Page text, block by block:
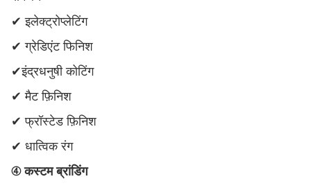
✔ इलेक्ट्रोप्लेटिंग
✔ ग्रेडिएंट फिनिश
✔इंद्रधनुषी कोटिंग
✔ मैट फ़िनिश
✔ फ्रॉस्टेड फ़िनिश
✔ धात्विक रंग
④ कस्टम ब्रांडिंग